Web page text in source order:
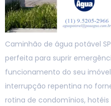
Caminhão de água potável
perfeita para suprir
funcionamento do seu
interrupção repentina no
rotina de condomínios,